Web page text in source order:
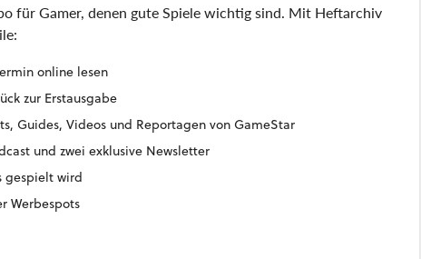
für Gamer, denen gute Spiele wichtig sind. Mit Heftarchiv
online lesen
zur Erstausgabe
Guides, Videos und Reportagen von GameStar
und zwei exklusive Newsletter
gespielt wird
Werbespots